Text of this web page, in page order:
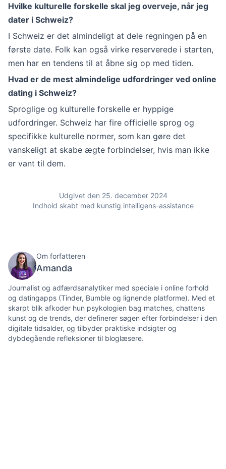
Hvilke kulturelle forskelle skal jeg overveje, når jeg
dater i Schweiz?
I Schweiz er det almindeligt at dele regningen på en
første date. Folk kan også virke reserverede i starten,
men har en tendens til at åbne sig op med tiden.
Hvad er de mest almindelige udfordringer ved online
dating i Schweiz?
Sproglige og kulturelle forskelle er hyppige
udfordringer. Schweiz har fire officielle sprog og
specifikke kulturelle normer, som kan gøre det
vanskeligt at skabe ægte forbindelser, hvis man ikke
er vant til dem.
Udgivet den 25. december 2024
Indhold skabt med kunstig intelligens-assistance
Om forfatteren
Amanda
Journalist og adfærdsanalytiker med speciale i online forhold
og datingapps (Tinder, Bumble og lignende platforme). Med et
skarpt blik afkoder hun psykologien bag matches, chattens
kunst og de trends, der definerer søgen efter forbindelser i den
digitale tidsalder, og tilbyder praktiske indsigter og
dybdegående refleksioner til bloglæsere.